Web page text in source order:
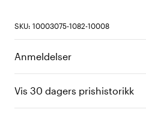
SKU: 10003075-1082-10008
Anmeldelser
Vis 30 dagers prishistorikk